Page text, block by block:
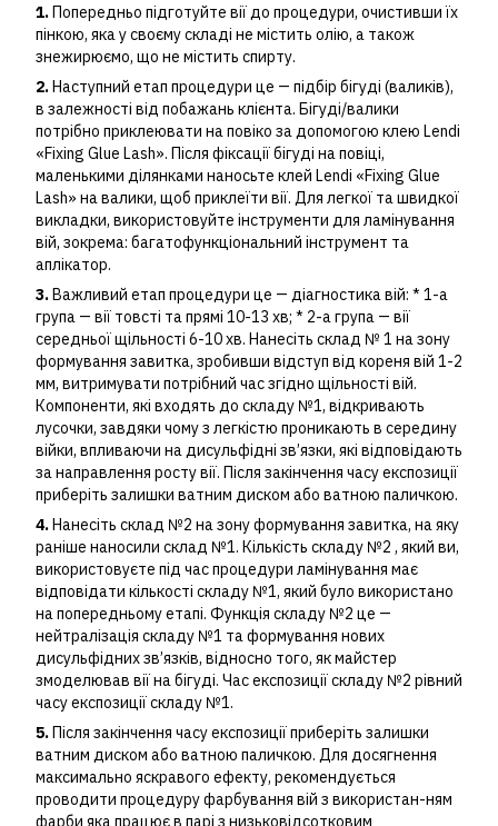
1.Попередньо підготуйте вії до процедури, очистивши їх
пінкою, яка у своєму складі не містить олію, а також
знежирюємо, що не містить спирту.
2.Наступний етап процедури це ― підбір бігуді (валиків),
в залежності від побажань клієнта. Бігуді/валики
потрібно приклеювати на повіко за допомогою клею Lendi
«Fixing Glue Lash». Після фіксації бігуді на повіці,
маленькими ділянками наносьте клей Lendi «Fixing Glue
Lash» на валики, щоб приклеїти вії. Для легкої та швидкої
викладки, використовуйте інструменти для ламінування
вій, зокрема: багатофункціональний інструмент та
аплікатор.
3.Важливий етап процедури це ― діагностика вій: * 1-а
група ― вії товсті та прямі 10-13 хв; * 2-а група ― вії
середньої щільності 6-10 хв. Нанесіть склад № 1 на зону
формування завитка, зробивши відступ від кореня вій 1-2
мм, витримувати потрібний час згідно щільності вій.
Компоненти, які входять до складу №1, відкривають
лусочки, завдяки чому з легкістю проникають в середину
війки, впливаючи на дисульфідні зв’язки, які відповідають
за направлення росту вії. Після закінчення часу експозиції
приберіть залишки ватним диском або ватною паличкою.
4.Нанесіть склад №2 на зону формування завитка, на яку
раніше наносили склад №1. Кількість складу №2 , який ви,
використовуєте під час процедури ламінування має
відповідати кількості складу №1, який було використано
на попередньому етапі. Функція складу №2 це ―
нейтралізація складу №1 та формування нових
дисульфідних зв’язків, відносно того, як майстер
змоделював вії на бігуді. Час експозиції складу №2 рівний
часу експозиції складу №1.
5.Після закінчення часу експозиції приберіть залишки
ватним диском або ватною паличкою. Для досягнення
максимально яскравого ефекту, рекомендується
проводити процедуру фарбування вій з використан-ням
фарби яка працює в парі з низьковідсотковим